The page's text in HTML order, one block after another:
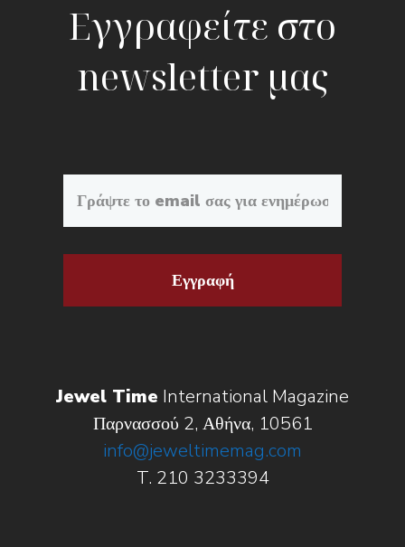
Εγγραφείτε στο
newsletter μας
Εγγραφή
Jewel Time International Magazine
Παρνασσού 2, Αθήνα, 10561
info@jeweltimemag.com
T. 210 3233394